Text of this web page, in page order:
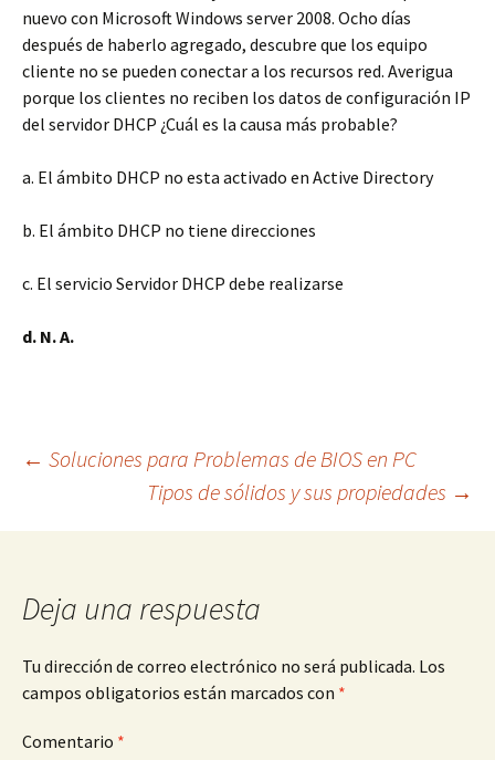
nuevo con Microsoft Windows server 2008. Ocho días
después de haberlo agregado, descubre que los equipo
cliente no se pueden conectar a los recursos red. Averigua
porque los clientes no reciben los datos de configuración IP
del servidor DHCP ¿Cuál es la causa más probable?
a. El ámbito DHCP no esta activado en Active Directory
b. El ámbito DHCP no tiene direcciones
c. El servicio Servidor DHCP debe realizarse
d. N. A.
Navegación
de
entradas
← Soluciones para Problemas de BIOS en PC
Tipos de sólidos y sus propiedades →
Deja una respuesta
Tu dirección de correo electrónico no será publicada. Los
campos obligatorios están marcados con *
Comentario *